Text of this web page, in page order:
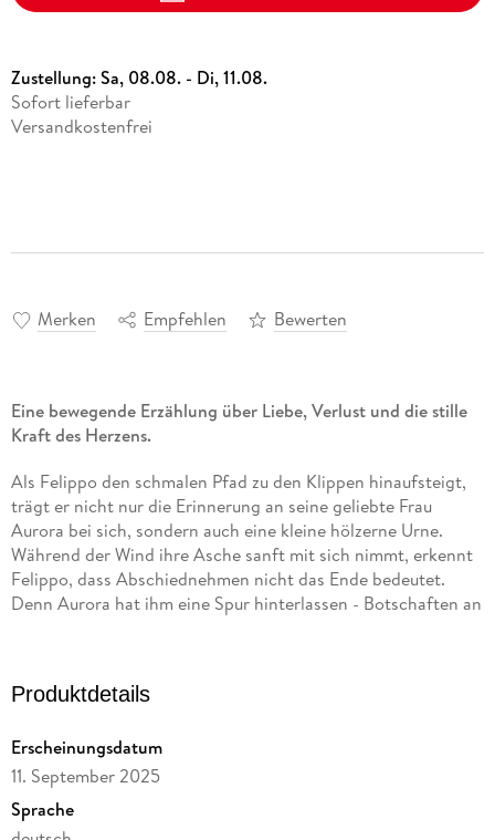
Zustellung:Sa, 08.08. - Di, 11.08.
Sofort lieferbar
Versandkostenfrei
Merken Empfehlen Bewerten
Eine bewegende Erzählung über Liebe, Verlust und die stille
Kraft des Herzens.
Als Felippo den schmalen Pfad zu den Klippen hinaufsteigt,
trägt er nicht nur die Erinnerung an seine geliebte Frau
Aurora bei sich, sondern auch eine kleine hölzerne Urne.
Während der Wind ihre Asche sanft mit sich nimmt, erkennt
Felippo, dass Abschiednehmen nicht das Ende bedeutet.
Denn Aurora hat ihm eine Spur hinterlassen - Botschaften an
Felippo begreift: Wahre Liebe vergeht nicht - selbst dann
Tiefe und einfühlsamen Worten erzählt Jando eine
Geschichte voller Hoffnung - über Abschied, der nicht das
Ende ist, und über Liebe, die bleibt - wie der Wind, der uns
sanft berührt, auch wenn wir ihn nicht sehen.
Produktdetails
Erscheinungsdatum
11. September 2025
Sprache